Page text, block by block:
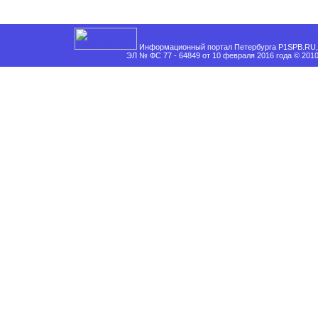
Информационный портал Петербурга
ЭЛ № ФС 77 - 64849 от 10 февраля 2016 года ©